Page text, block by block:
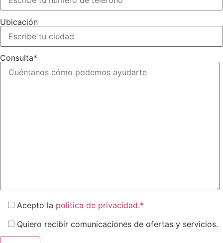
Ubicación
Consulta*
Acepto la politica de privacidad.*
Quiero recibir comunicaciones de ofertas y servicios.